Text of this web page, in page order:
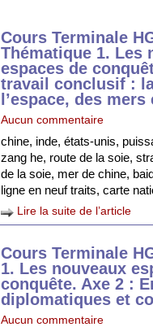
Cours Terminale
Thématique 1. Les
espaces de
travail conclusif :
l’espace, des
Aucun commentaire
chine, inde, états-unis,
zang he, route de la soie,
de la soie, mer de chine,
ligne en neuf traits, carte
Lire la suite de l’article
Cours Terminale
1. Les nouveaux
conquête. Axe 2 :
diplomatiques et
Aucun commentaire